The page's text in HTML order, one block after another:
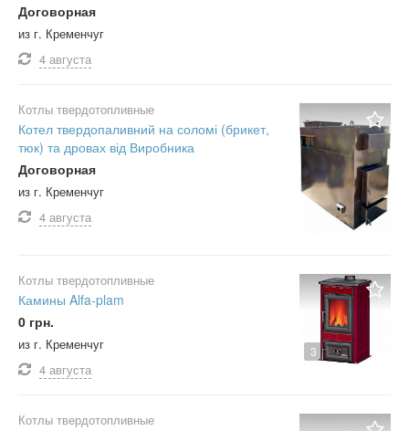
Договорная
из г. Кременчуг
4 августа
Котлы твердотопливные
Котел твердопаливний на соломі (брикет,
тюк) та дровах від Виробника
Договорная
из г. Кременчуг
4 августа
3
Котлы твердотопливные
Камины Alfa-plam
0 грн.
из г. Кременчуг
4 августа
Котлы твердотопливные